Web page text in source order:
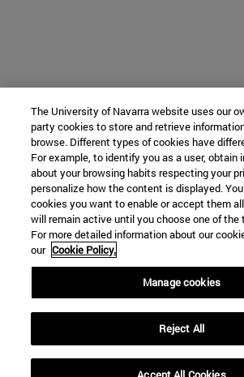
The University of Navarra website uses our
party cookies to store and retrieve
browse. Different types of cookies have
For example, to identify you as a user, obtain
about your browsing habits respecting your
personalize how the content is displayed.
cookies you want to enable or accept them
will remain active until you choose one of the
For more detailed information about our
our Cookie Policy.
Manage cookies
Reject All